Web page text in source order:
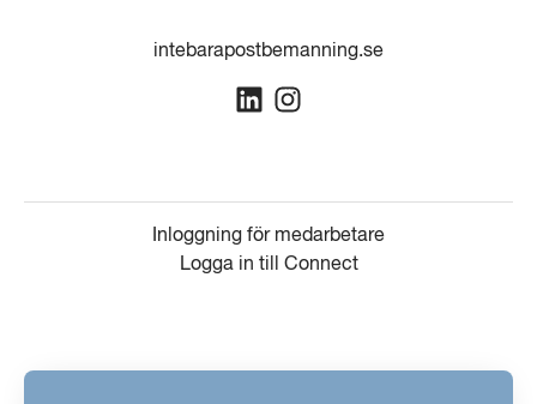
intebarapostbemanning.se
Inloggning för medarbetare
Logga in till Connect